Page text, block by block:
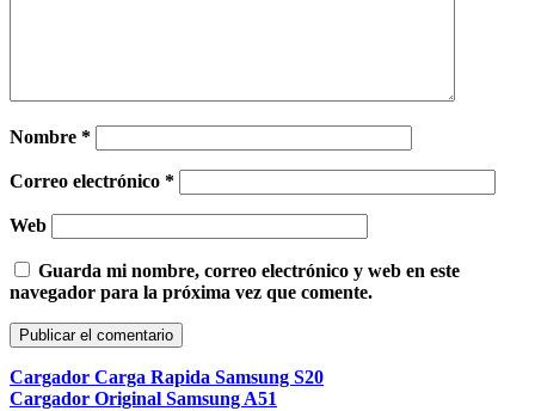
Nombre *
Correo electrónico *
Web
Guarda mi nombre, correo electrónico y web en este
navegador para la próxima vez que comente.
Cargador Carga Rapida Samsung S20
Cargador Original Samsung A51